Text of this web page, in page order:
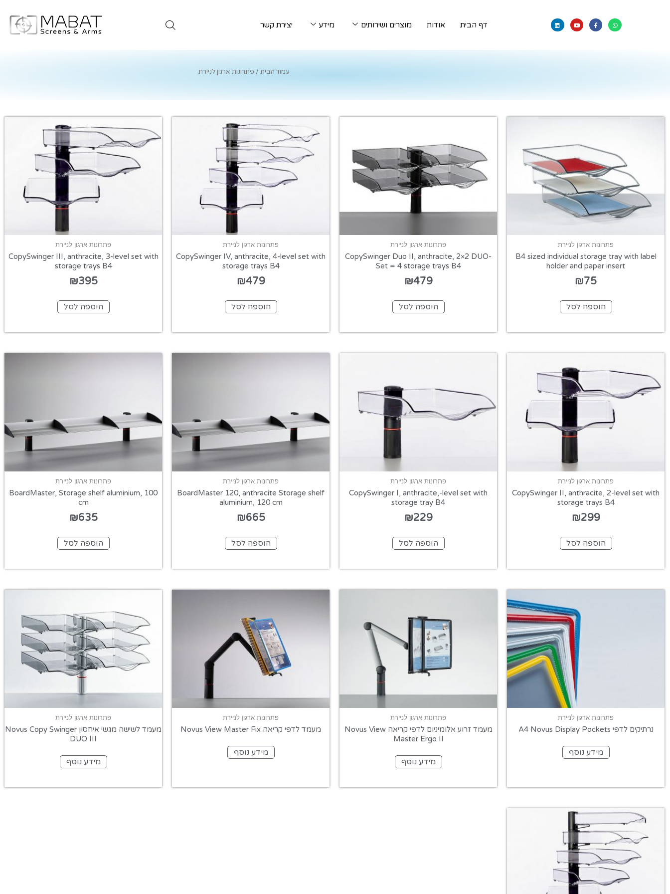
דף הבית אודות מוצרים ושירותים מידע יצירת קשר
עמוד הבית / פתרונות ארגון לניירת
פתרונות ארגון לניירת
B4 sized individual storage tray with label
holder and paper insert
₪75
הוספה לסל
פתרונות ארגון לניירת
CopySwinger Duo II, anthracite, 2×2 DUO-
Set = 4 storage trays B4
₪479
הוספה לסל
פתרונות ארגון לניירת
CopySwinger IV, anthracite, 4-level set with
storage trays B4
₪479
הוספה לסל
פתרונות ארגון לניירת
CopySwinger III, anthracite, 3-level set with
storage trays B4
₪395
הוספה לסל
פתרונות ארגון לניירת
CopySwinger II, anthracite, 2-level set with
storage trays B4
₪299
הוספה לסל
פתרונות ארגון לניירת
CopySwinger I, anthracite,-level set with
storage tray B4
₪229
הוספה לסל
פתרונות ארגון לניירת
BoardMaster 120, anthracite Storage shelf
aluminium, 120 cm
₪665
הוספה לסל
פתרונות ארגון לניירת
BoardMaster, Storage shelf aluminium, 100
cm
₪635
הוספה לסל
פתרונות ארגון לניירת
נרתיקים לדפי A4 Novus Display Pockets
מידע נוסף
פתרונות ארגון לניירת
מעמד זרוע אלומיניום לדפי קריאה Novus View
Master Ergo II
מידע נוסף
פתרונות ארגון לניירת
מעמד לדפי קריאה Novus View Master Fix
מידע נוסף
פתרונות ארגון לניירת
מעמד לשישה מגשי איחסון Novus Copy Swinger
DUO III
מידע נוסף